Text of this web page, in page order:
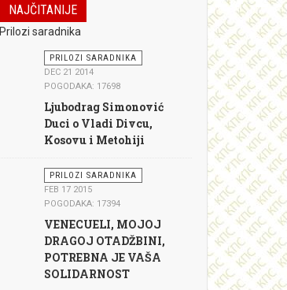
NAJČITANIJE
Prilozi saradnika
PRILOZI SARADNIKA
DEC 21 2014
POGODAKA: 17698
Ljubodrag Simonović
Duci o Vladi Divcu,
Kosovu i Metohiji
PRILOZI SARADNIKA
FEB 17 2015
POGODAKA: 17394
VENECUELI, MOJOJ
DRAGOJ OTADŽBINI,
POTREBNA JE VAŠA
SOLIDARNOST